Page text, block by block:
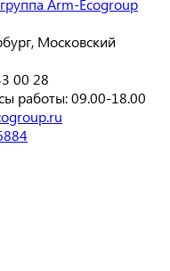
Московский
00 28
работы: 09.00-18.00